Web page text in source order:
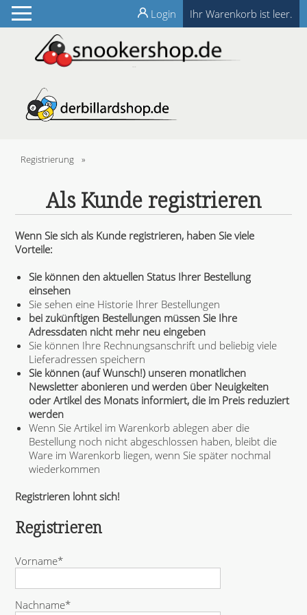
Ihr Warenkorb ist leer.
Login
Registrierung »
Als Kunde registrieren
Wenn Sie sich als Kunde registrieren, haben Sie viele
Vorteile:
Sie können den aktuellen Status Ihrer Bestellung
einsehen
Sie sehen eine Historie Ihrer Bestellungen
bei zukünftigen Bestellungen müssen Sie Ihre
Adressdaten nicht mehr neu eingeben
Sie können Ihre Rechnungsanschrift und beliebig viele
Lieferadressen speichern
Sie können (auf Wunsch!) unseren monatlichen
Newsletter abonieren und werden über Neuigkeiten
oder Artikel des Monats informiert, die im Preis reduziert
werden
Wenn Sie Artikel im Warenkorb ablegen aber die
Bestellung noch nicht abgeschlossen haben, bleibt die
Ware im Warenkorb liegen, wenn Sie später nochmal
wiederkommen
Registrieren lohnt sich!
Registrieren
P
l
i
Vorname*
P
Nachname*